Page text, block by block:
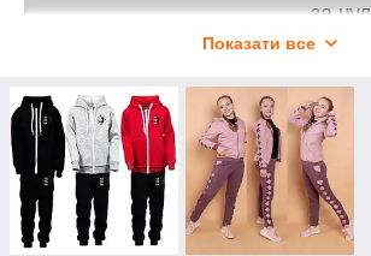
за
цінами!
понад
об'єму
Показати все